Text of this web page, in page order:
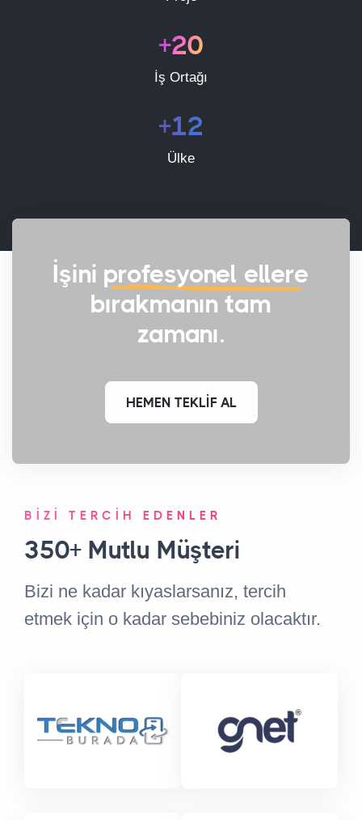
+20
İş Ortağı
+12
Ülke
İşini profesyonel ellere
bırakmanın tam
zamanı.
HEMEN TEKLİF AL
BİZİ TERCİH EDENLER
350+ Mutlu Müşteri
Bizi ne kadar kıyaslarsanız, tercih
etmek için o kadar sebebiniz olacaktır.